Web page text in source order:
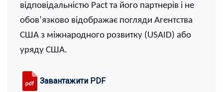
відповідальністю Pact та його партнерів i не
обов’язково відображає погляди Агентства
США з міжнародного розвитку (USAID) або
уряду США.
Завантажити PDF